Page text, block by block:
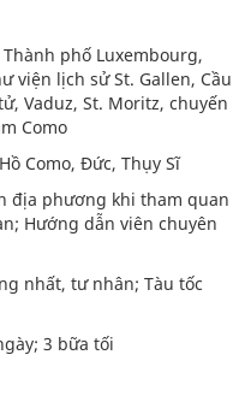
phố Luxembourg,
viện lịch sử St. Gallen, Cầu
Vaduz, St. Moritz, chuyến
Como
Como, Đức, Thụy Sĩ
địa phương khi tham quan
Hướng dẫn viên chuyên
nhất, tư nhân; Tàu tốc
3 bữa tối